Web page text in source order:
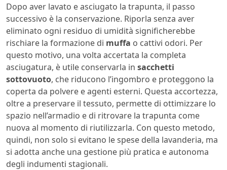
Dopo aver lavato e asciugato la trapunta, il passo
successivo è la conservazione. Riporla senza aver
eliminato ogni residuo di umidità significherebbe
rischiare la formazione di muffa o cattivi odori. Per
questo motivo, una volta accertata la completa
asciugatura, è utile conservarla in sacchetti
sottovuoto, che riducono l’ingombro e proteggono la
coperta da polvere e agenti esterni. Questa accortezza,
oltre a preservare il tessuto, permette di ottimizzare lo
spazio nell’armadio e di ritrovare la trapunta come
nuova al momento di riutilizzarla. Con questo metodo,
quindi, non solo si evitano le spese della lavanderia, ma
si adotta anche una gestione più pratica e autonoma
degli indumenti stagionali.